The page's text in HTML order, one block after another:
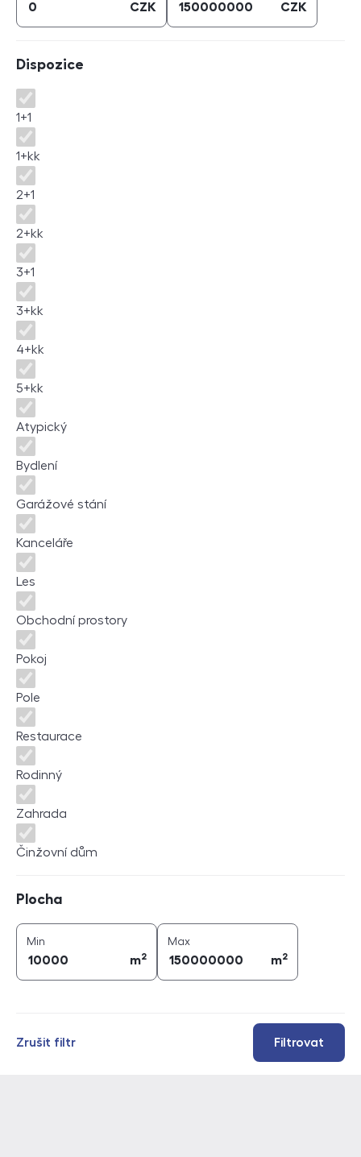
CZK CZK
Dispozice
Dispozice
1+1
1+kk
2+1
2+kk
3+1
3+kk
4+kk
5+kk
Atypický
Bydlení
Garážové stání
Kanceláře
Les
Obchodní prostory
Pokoj
Pole
Restaurace
Rodinný
Zahrada
Činžovní dům
Plocha
Min
m2
Maxplocha (
m2
Filtrovat
Zrušit filtr